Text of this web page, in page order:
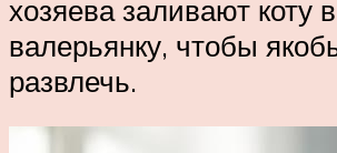
хозяева заливают коту
валерьянку, чтобы
развлечь.